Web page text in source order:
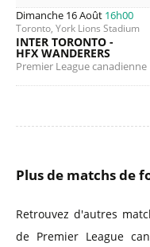
Dimanche 16 Août 16h00
Toronto, York Lions Stadium
INTER TORONTO -
HFX WANDERERS
Premier League canadienne
Plus de matchs de
Retrouvez d'autres
de Premier League